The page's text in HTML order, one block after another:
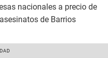
nacionales a precio de
de Barrios